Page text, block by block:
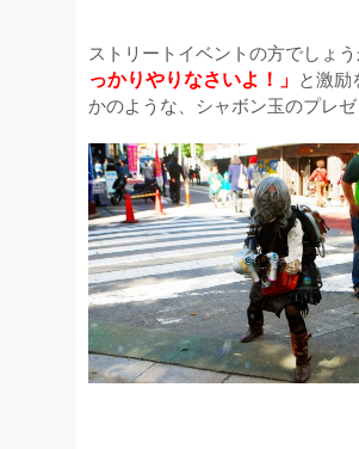
ストリートイベントの方でしょう
っかりやりなさいよ！」 と激励
かのような、シャボン玉のプレ